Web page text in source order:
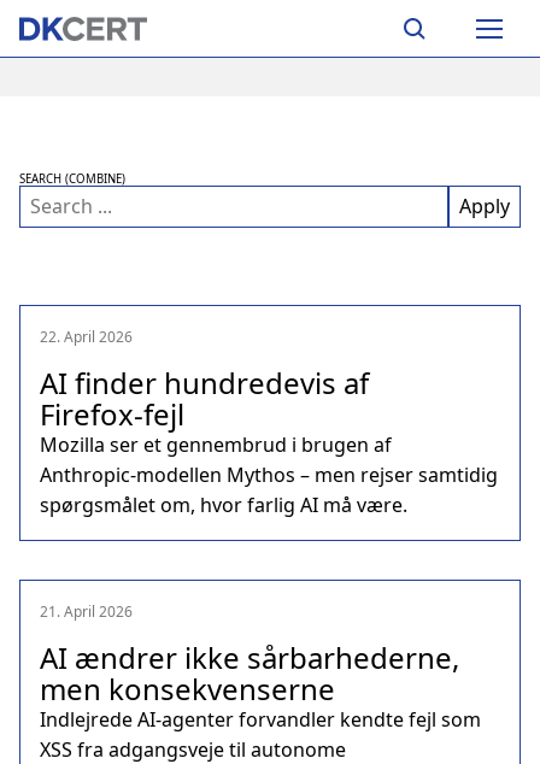
Skip
Main
SEARCH (COMBINE)
22. April 2026
AI finder hundredevis af
Firefox‑fejl
Mozilla ser et gennembrud i brugen af
Anthropic‑modellen Mythos – men rejser samtidig
spørgsmålet om, hvor farlig AI må være.
21. April 2026
AI ændrer ikke sårbarhederne,
men konsekvenserne
Indlejrede AI‑agenter forvandler kendte fejl som
XSS fra adgangsveje til autonome